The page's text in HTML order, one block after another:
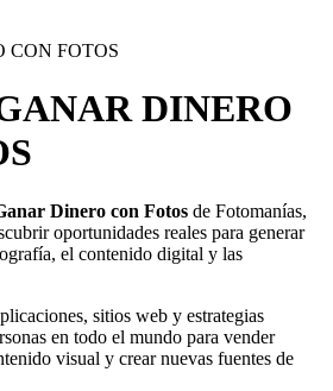
CON FOTOS
DINERO
Dinero con Fotos de Fotomanías,
oportunidades reales para generar
el contenido digital y las
sitios web y estrategias
en todo el mundo para vender
visual y crear nuevas fuentes de